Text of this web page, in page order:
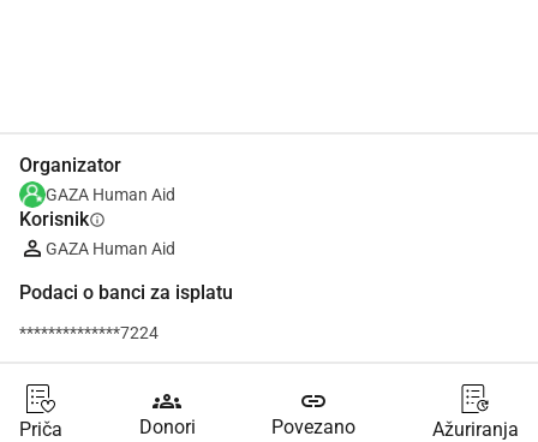
Organizator
GAZA Human Aid
Korisnikinfo
GAZA Human Aid
Podaci o banci za isplatu
**************7224
Priča
groups
Donori
link
Povezano Ažuriranja